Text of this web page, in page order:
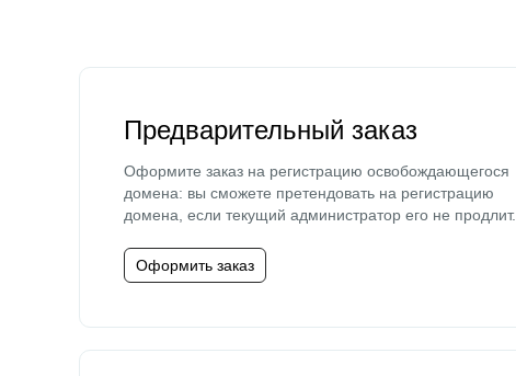
Предварительный заказ
Оформите заказ на регистрацию освобождающегося
домена: вы сможете претендовать на регистрацию
домена, если текущий администратор его не продлит.
Оформить заказ